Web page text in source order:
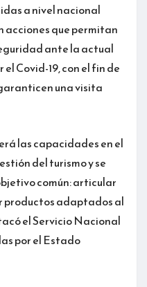
a nivel nacional
acciones que permitan
ante la actual
Covid-19, con el fin de
una visita
las capacidades en el
del turismo y se
común: articular
productos adaptados al
el Servicio Nacional
por el Estado